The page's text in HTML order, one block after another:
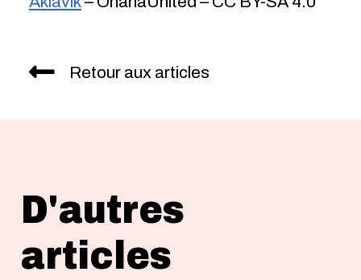
Retour aux articles
D'autres
articles